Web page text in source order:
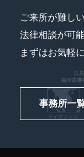
ご来所が難し
法律相談が可能
まずはお気軽
事務所一